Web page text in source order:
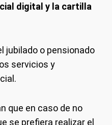
digital y la cartilla
jubilado o pensionado
servicios y
que en caso de no
se prefiera realizar el